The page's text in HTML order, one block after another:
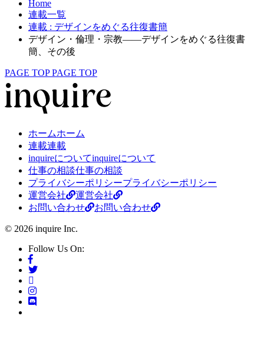
Home
連載一覧
連載 : デザインをめぐる往復書簡
デザイン・倫理・宗教——デザインをめぐる往復書
簡、その後
PAGE TOP PAGE TOP
ホームホーム
連載連載
inquireについてinquireについて
仕事の相談仕事の相談
プライバシーポリシープライバシーポリシー
運営会社
運営会社
お問い合わせ
お問い合わせ
© 2026 inquire Inc.
Follow Us On: